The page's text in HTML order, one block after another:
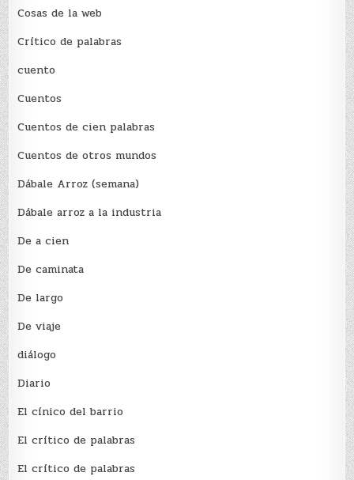
Cosas de la web
Crítico de palabras
cuento
Cuentos
Cuentos de cien palabras
Cuentos de otros mundos
Dábale Arroz (semana)
Dábale arroz a la industria
De a cien
De caminata
De largo
De viaje
diálogo
Diario
El cínico del barrio
El crí­tico de palabras
El crí­tico de palabras